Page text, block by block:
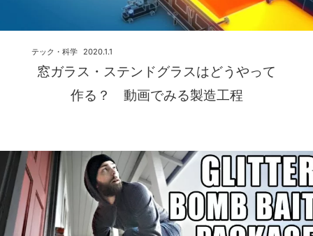
窓ガラス・ステンドグラスはどうやって
作る？ 動画でみる製造工程
2020.1.1
テック・科学